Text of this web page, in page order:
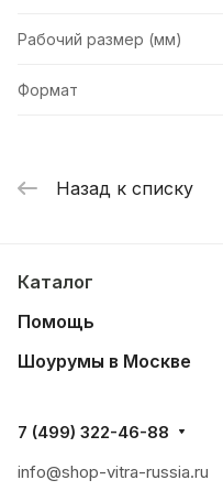
Рабочий размер (мм)
Формат
Назад к списку
Каталог
Помощь
Шоурумы в Москве
7 (499) 322-46-88
info@shop-vitra-russia.ru